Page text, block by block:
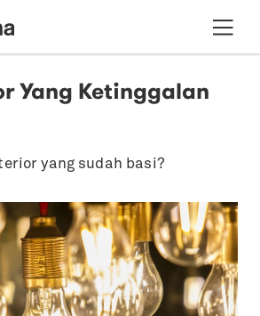
Yang Ketinggalan
yang sudah basi?